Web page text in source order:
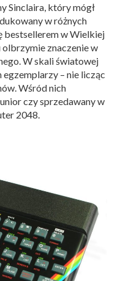
Sinclaira, który mógł
w różnych
bestsellerem w Wielkiej
znaczenie w
W skali światowej
egzemplarzy – nie licząc
Wśród nich
czy sprzedawany w
2048.